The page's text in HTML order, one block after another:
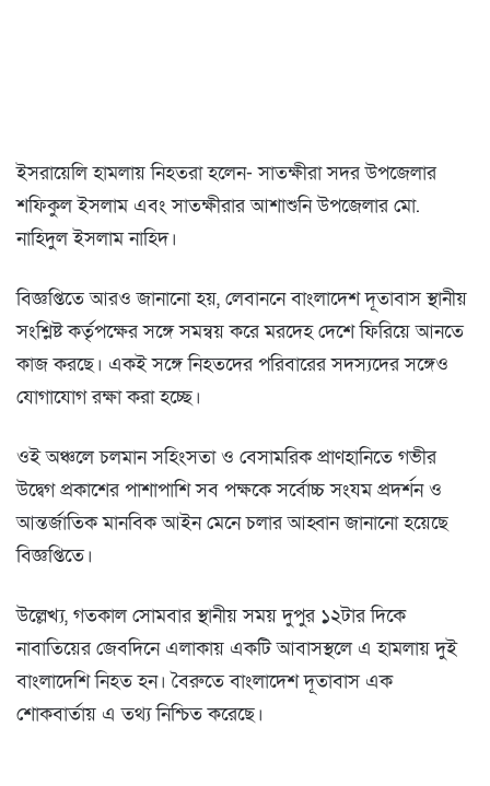
ইসরায়েলি হামলায় নিহতরা হলেন- সাতক্ষীরা সদর উপজেলার
শফিকুল ইসলাম এবং সাতক্ষীরার আশাশুনি উপজেলার মো.
নাহিদুল ইসলাম নাহিদ।
বিজ্ঞপ্তিতে আরও জানানো হয়, লেবাননে বাংলাদেশ দূতাবাস স্থানীয়
সংশ্লিষ্ট কর্তৃপক্ষের সঙ্গে সমন্বয় করে মরদেহ দেশে ফিরিয়ে আনতে
কাজ করছে। একই সঙ্গে নিহতদের পরিবারের সদস্যদের সঙ্গেও
যোগাযোগ রক্ষা করা হচ্ছে।
ওই অঞ্চলে চলমান সহিংসতা ও বেসামরিক প্রাণহানিতে গভীর
উদ্বেগ প্রকাশের পাশাপাশি সব পক্ষকে সর্বোচ্চ সংযম প্রদর্শন ও
আন্তর্জাতিক মানবিক আইন মেনে চলার আহ্বান জানানো হয়েছে
বিজ্ঞপ্তিতে।
উল্লেখ্য, গতকাল সোমবার স্থানীয় সময় দুপুর ১২টার দিকে
নাবাতিয়ের জেবদিনে এলাকায় একটি আবাসস্থলে এ হামলায় দুই
বাংলাদেশি নিহত হন। বৈরুতে বাংলাদেশ দূতাবাস এক
শোকবার্তায় এ তথ্য নিশ্চিত করেছে।